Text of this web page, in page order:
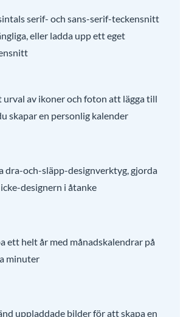
serif- och sans-serif-teckensnitt
eller ladda upp ett eget
urval av ikoner och foton att lägga till
skapar en personlig kalender
dra-och-släpp-designverktyg, gjorda
designern i åtanke
ett helt år med månadskalendrar på
minuter
uppladdade bilder för att skapa en